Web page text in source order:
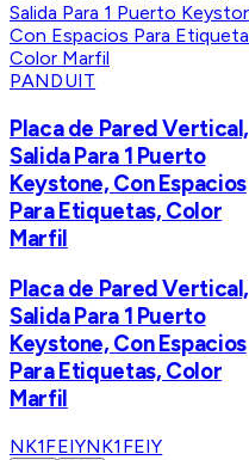
PANDUIT
Placa de Pared Vertical,
Salida Para 1 Puerto
Keystone, Con Espacios
Para Etiquetas, Color
Marfil
Placa de Pared Vertical,
Salida Para 1 Puerto
Keystone, Con Espacios
Para Etiquetas, Color
Marfil
NK1FEIYNK1FEIY